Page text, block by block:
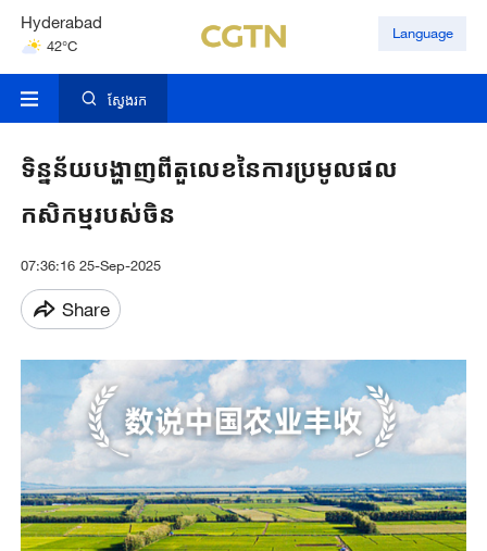
Hyderabad
42°C
Mumbai
Language
ស្វែងរក
ទិន្នន័យ​បង្ហាញពី​តួលេខនៃ​ការប្រមូលផល​
កសិកម្ម​របស់ចិន​
07:36:16 25-Sep-2025
Share